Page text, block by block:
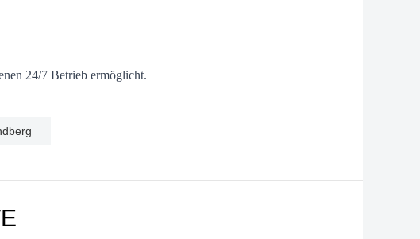
24/7 Betrieb ermöglicht.